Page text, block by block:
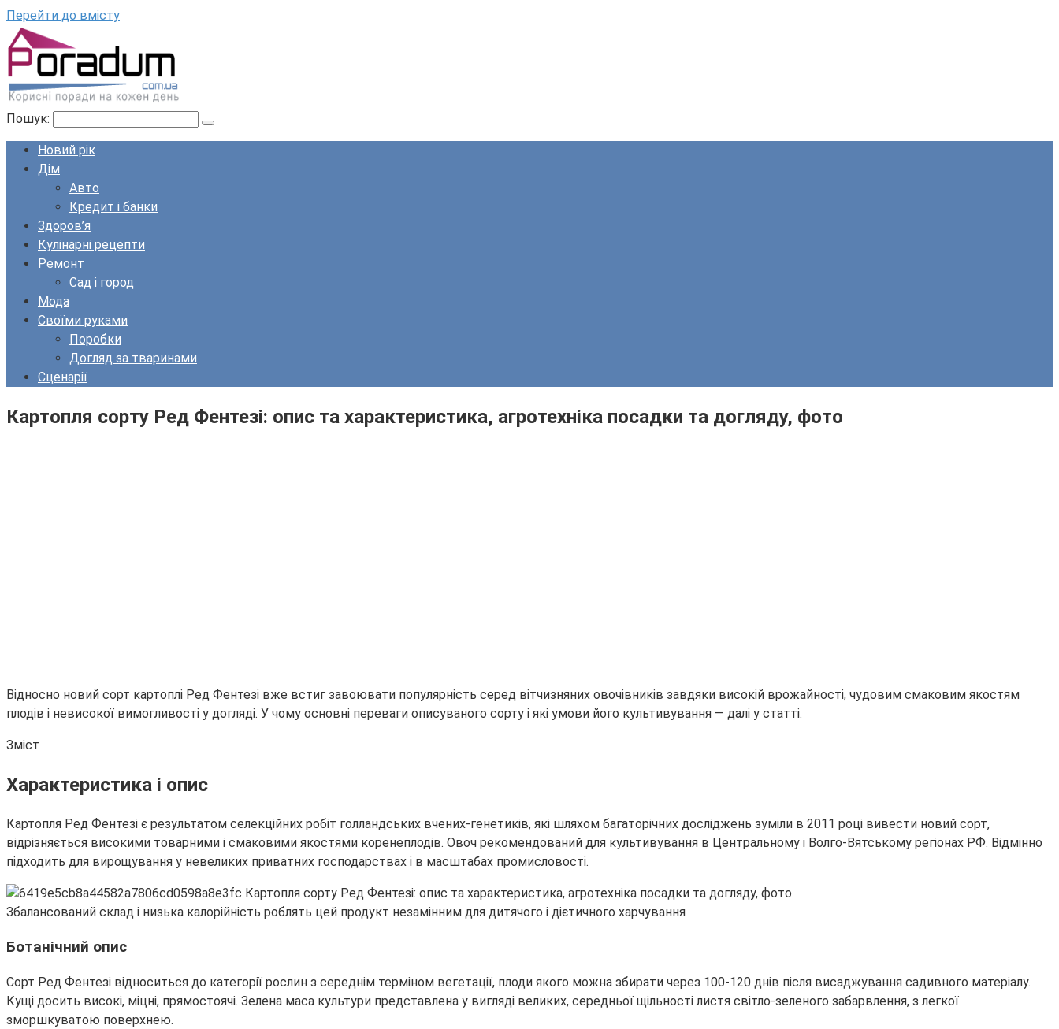
Перейти до вмісту
Пошук:
Новий рік
Дім
Авто
Кредит і банки
Здоров’я
Кулінарні рецепти
Ремонт
Сад і город
Мода
Своїми руками
Поробки
Догляд за тваринами
Сценарії
Картопля сорту Ред Фентезі: опис та характеристика, агротехніка посадки та догляду, фото
Відносно новий сорт картоплі Ред Фентезі вже встиг завоювати популярність серед вітчизняних овочівників завдяки високій врожайності, чудовим смаковим якостям
плодів і невисокої вимогливості у догляді. У чому основні переваги описуваного сорту і які умови його культивування — далі у статті.
Зміст
Характеристика і опис
Картопля Ред Фентезі є результатом селекційних робіт голландських вчених-генетиків, які шляхом багаторічних досліджень зуміли в 2011 році вивести новий сорт,
відрізняється високими товарними і смаковими якостями коренеплодів. Овоч рекомендований для культивування в Центральному і Волго-Вятському регіонах РФ. Відмінно
підходить для вирощування у невеликих приватних господарствах і в масштабах промисловості.
Збалансований склад і низька калорійність роблять цей продукт незамінним для дитячого і дієтичного харчування
Ботанічний опис
Сорт Ред Фентезі відноситься до категорії рослин з середнім терміном вегетації, плоди якого можна збирати через 100-120 днів після висаджування садивного матеріалу.
Кущі досить високі, міцні, прямостоячі. Зелена маса культури представлена у вигляді великих, середньої щільності листя світло-зеленого забарвлення, з легкої
зморшкуватою поверхнею.